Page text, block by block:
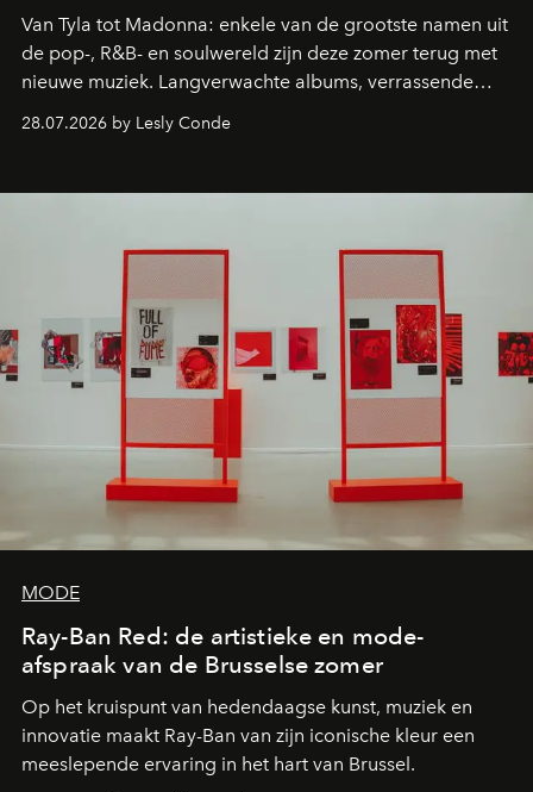
Van Tyla tot Madonna: enkele van de grootste namen uit
de pop-, R&B- en soulwereld zijn deze zomer terug met
nieuwe muziek. Langverwachte albums, verrassende
comebacks en veelbelovende nieuwe projecten: dit zijn
de releases die je niet mag missen.
28.07.2026 by Lesly Conde
MODE
Ray-Ban Red: de artistieke en mode-
afspraak van de Brusselse zomer
Op het kruispunt van hedendaagse kunst, muziek en
innovatie maakt Ray-Ban van zijn iconische kleur een
meeslepende ervaring in het hart van Brussel.